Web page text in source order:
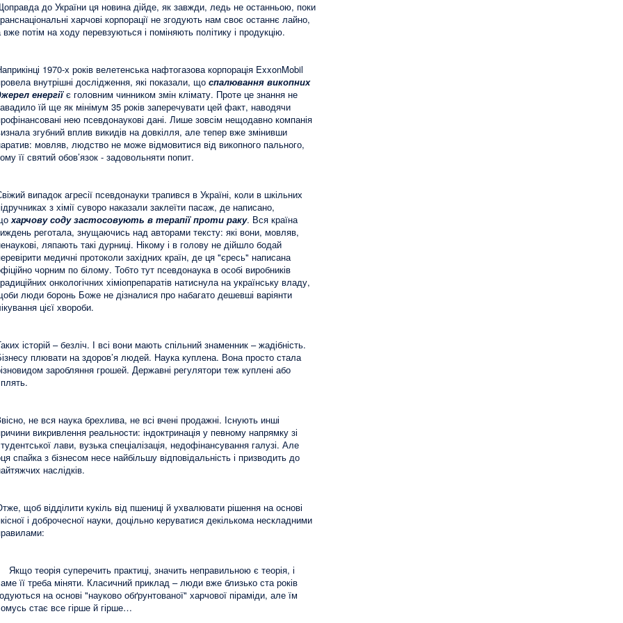
до України ця новина дійде, як завжди, ледь не останньою, поки
харчові корпорації не згодують нам своє останнє лайно,
вже потім на ходу перевзуються і поміняють політику і продукцію.
1970-х років велетенська нафтогазова корпорація ExxonMobil
внутрішні дослідження, які показали, що спалювання викопних
енергії є головним чинником змін клімату. Проте це знання не
їй ще як мінімум 35 років заперечувати цей факт, наводячи
нею псевдонаукові дані. Лише зовсім нещодавно компанія
згубний вплив викидів на довкілля, але тепер вже змінивши
мовляв, людство не може відмовитися від викопного пального,
її святий обов’язок - задовольняти попит.
випадок агресії псевдонауки трапився в Україні, коли в шкільних
з хімії суворо наказали заклеїти пасаж, де написано,
харчову соду застосовують в терапії проти раку. Вся країна
реготала, знущаючись над авторами тексту: які вони, мовляв,
ляпають такі дурниці. Нікому і в голову не дійшло бодай
медичні протоколи західних країн, де ця "єресь" написана
чорним по білому. Тобто тут псевдонаука в особі виробників
онкологічних хіміопрепаратів натиснула на українську владу,
люди боронь Боже не дізналися про набагато дешевші варіянти
цієї хвороби.
історій – безліч. І всі вони мають спільний знаменник – жадібність.
плювати на здоров’я людей. Наука куплена. Вона просто стала
заробляння грошей. Державні регулятори теж куплені або
не вся наука брехлива, не всі вчені продажні. Існують инші
викривлення реальности: індоктринація у певному напрямку зі
лави, вузька спеціалізація, недофінансування галузі. Але
спайка з бізнесом несе найбільшу відповідальність і призводить до
наслідків.
щоб відділити кукіль від пшениці й ухвалювати рішення на основі
і доброчесної науки, доцільно керуватися декількома нескладними
Якщо теорія суперечить практиці, значить неправильною є теорія, і
її треба міняти. Класичний приклад – люди вже близько ста років
на основі "науково обґрунтованої" харчової піраміди, але їм
стає все гірше й гірше…